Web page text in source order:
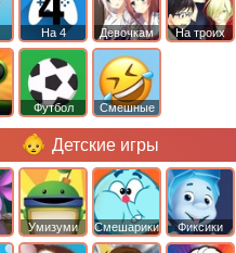
На 4 Девочкам На троих
Футбол Смешные
Детские игры
Умизуми Смешарики Фиксики